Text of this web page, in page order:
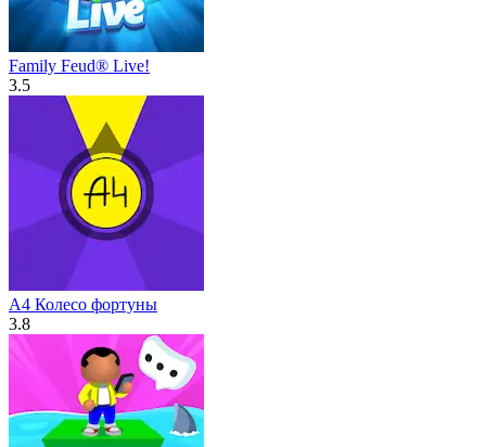
Family Feud® Live!
3.5
А4 Колесо фортуны
3.8